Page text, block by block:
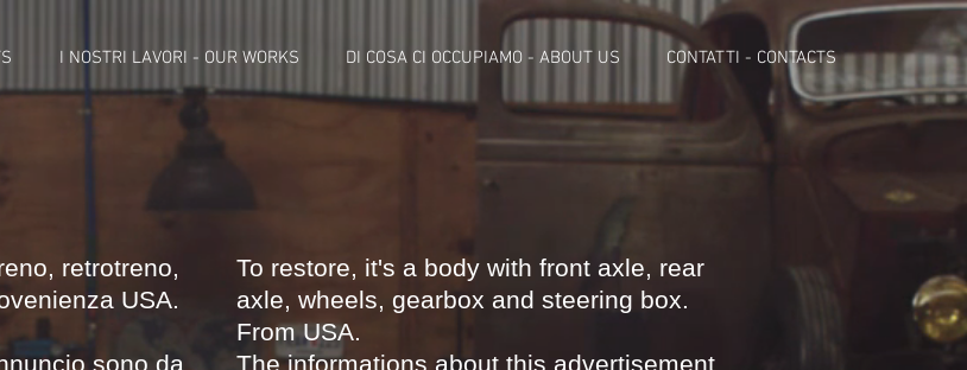
I NOSTRI LAVORI - OUR WORKS DI COSA CI OCCUPIAMO - ABOUT US CONTATTI - CONTACTS
A T1,5 coupé
retrotreno,
USA.
sono da
To restore, it's a body with front axle, rear
axle, wheels, gearbox and steering box.
From USA.
The informations about this advertisement